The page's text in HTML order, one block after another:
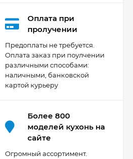
Оплата при
пролучении
Предоплаты не требуется.
Оплата заказ при поулчении
различными способами:
наличными, банковской
картой курьеру
Более 800
моделей кухонь на
сайте
Огромный ассортимент.
Кухня Мишель -
длина 4,2 м
69 303₽
Кухня Принцесса -
44 091
Кухня Point 1,2 м -